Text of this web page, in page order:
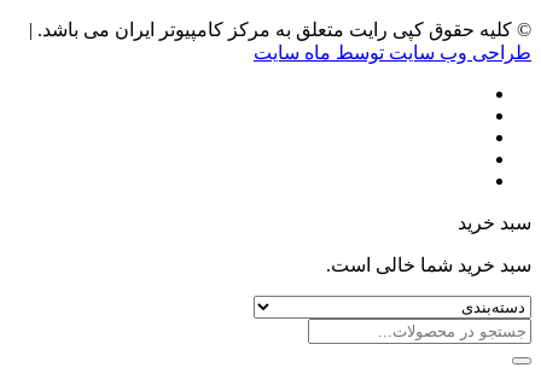
© کلیه حقوق کپی رایت متعلق به مرکز کامپیوتر ایران می باشد. |
طراحی وب سایت توسط ماه سایت
سبد خرید
سبد خرید شما خالی است.